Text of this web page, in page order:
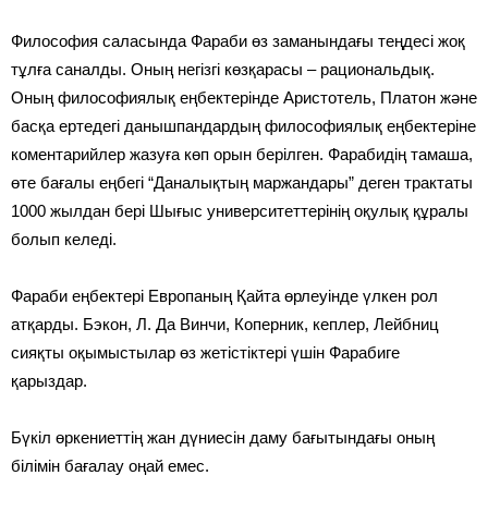
Философия саласында Фараби өз заманындағы теңдесі жоқ
тұлға саналды. Оның негізгі көзқарасы – рациональдық.
Оның философиялық еңбектерінде Аристотель, Платон және
басқа ертедегі данышпандардың философиялық еңбектеріне
коментарийлер жазуға көп орын берілген. Фарабидің тамаша,
өте бағалы еңбегі “Даналықтың маржандары” деген трактаты
1000 жылдан бері Шығыс университеттерінің оқулық құралы
болып келеді.
Фараби еңбектері Европаның Қайта өрлеуінде үлкен рол
атқарды. Бэкон, Л. Да Винчи, Коперник, кеплер, Лейбниц
сияқты оқымыстылар өз жетістіктері үшін Фарабиге
қарыздар.
Бүкіл өркениеттің жан дүниесін даму бағытындағы оның
білімін бағалау оңай емес.